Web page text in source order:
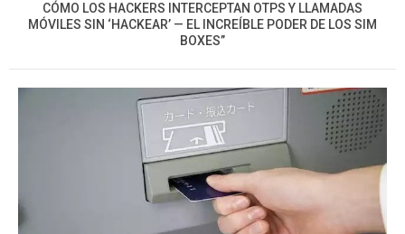
CÓMO LOS HACKERS INTERCEPTAN OTPS Y LLAMADAS
MÓVILES SIN ‘HACKEAR’ — EL INCREÍBLE PODER DE LOS SIM
BOXES”